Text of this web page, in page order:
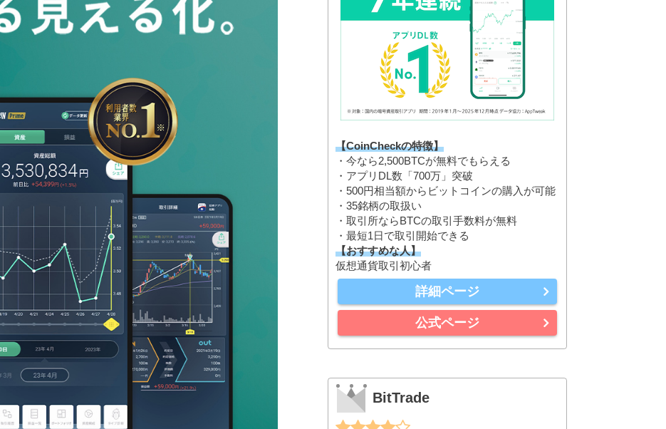
【CoinCheckの特徴】
・今なら2,500BTCが無料でもらえる
・アプリDL数「700万」突破
・500円相当額からビットコインの購入が可能
・35銘柄の取扱い
・取引所ならBTCの取引手数料が無料
・最短1日で取引開始できる
【おすすめな人】
仮想通貨取引初心者
詳細ページ
公式ページ
BitTrade